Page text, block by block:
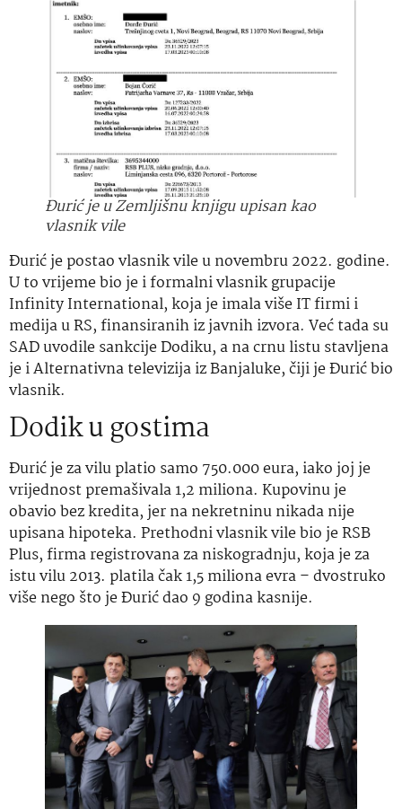
Đurić je u Zemljišnu knjigu upisan kao
vlasnik vile
Đurić je postao vlasnik vile u novembru 2022. godine.
U to vrijeme bio je i formalni vlasnik grupacije
Infinity International, koja je imala više IT firmi i
medija u RS, finansiranih iz javnih izvora. Već tada su
SAD uvodile sankcije Dodiku, a na crnu listu stavljena
je i Alternativna televizija iz Banjaluke, čiji je Đurić bio
vlasnik.
Dodik u gostima
Đurić je za vilu platio samo 750.000 eura, iako joj je
vrijednost premašivala 1,2 miliona. Kupovinu je
obavio bez kredita, jer na nekretninu nikada nije
upisana hipoteka. Prethodni vlasnik vile bio je RSB
Plus, firma registrovana za niskogradnju, koja je za
istu vilu 2013. platila čak 1,5 miliona evra – dvostruko
više nego što je Đurić dao 9 godina kasnije.